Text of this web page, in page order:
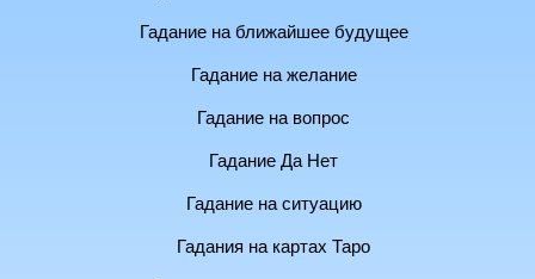
Гадание на ближайшее будущее
Гадание на желание
Гадание на вопрос
Гадание Да Нет
Гадание на ситуацию
Гадания на картах Таро